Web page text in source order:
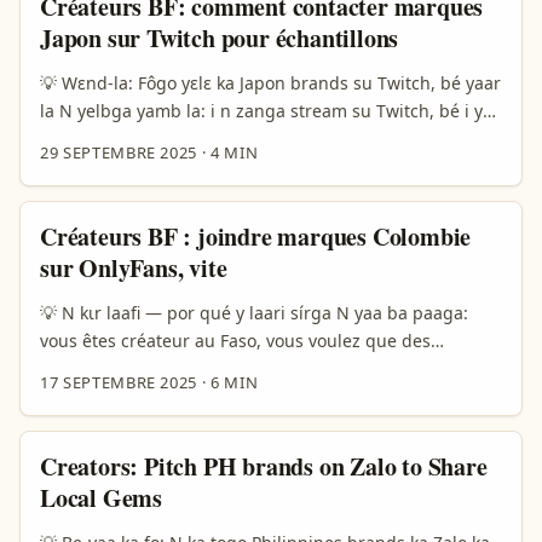
— contact route, négoc, autorisations, et droits
distribution la wari. ...
Japon sur Twitch pour échantillons
💡 Wɛnd-la: Fôgo yɛlɛ ka Japon brands su Twitch, bé yaar
la N yelbga yamb la: i n zanga stream su Twitch, bé i yé
zãnga. Wɔr ba weogo: marques Japon yé boogo tempo,
saamba promotions, la présence sur Amazon Japan or
Rakuten, ni campagnes packaging dii. Exemple:
campagne ki biiri ka atra 130.000 interactions — ça
montre marques japon peuvent bouger vite quand
campagne la claire. ...
29 SEPTEMBRE 2025 ·4 MIN
Créateurs BF : joindre marques Colombie
sur OnlyFans, vite
💡 N kɩr laafi — por qué y laari sírga N yaa ba paaga:
vous êtes créateur au Faso, vous voulez que des
avant artistes émergents — bom, idée forte. Mais c’est
pas juste envoyer DM et attendre. Colombie = marché
culturels, budgets mixtes. La réalité montre déjà des
usages hybrides d’OnlyFans en Amérique latine: des
comptes qui servent de collecte pour situations
17 SEPTEMBRE 2025 ·6 MIN
Creators: Pitch PH brands on Zalo to Share
Local Gems